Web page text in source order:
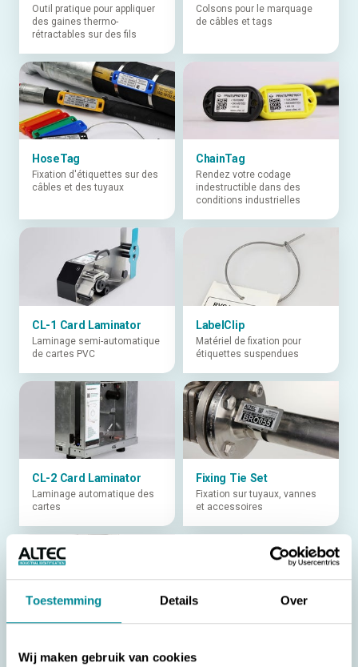
Toestemming Details Over
Wij maken gebruik van cookies
Outil pratique pour appliquer
des gaines thermo-
rétractables sur des fils
Colsons pour le marquage
de câbles et tags
HoseTag
Fixation d'étiquettes sur des
câbles et des tuyaux
ChainTag
Rendez votre codage
indestructible dans des
conditions industrielles
CL-1 Card Laminator
Laminage semi-automatique
de cartes PVC
LabelClip
Matériel de fixation pour
étiquettes suspendues
CL-2 Card Laminator
Laminage automatique des
cartes
Fixing Tie Set
Fixation sur tuyaux, vannes
et accessoires
indirecte des pastilles
Protège l'impression contre